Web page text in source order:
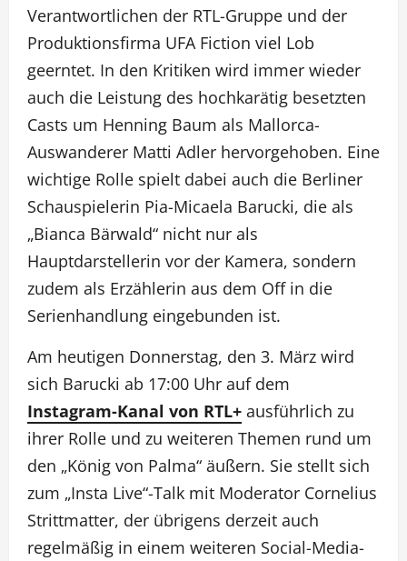
Verantwortlichen der RTL-Gruppe und der
Produktionsfirma UFA Fiction viel Lob
geerntet. In den Kritiken wird immer wieder
auch die Leistung des hochkarätig besetzten
Casts um Henning Baum als Mallorca-
Auswanderer Matti Adler hervorgehoben. Eine
wichtige Rolle spielt dabei auch die Berliner
Schauspielerin Pia-Micaela Barucki, die als
„Bianca Bärwald“ nicht nur als
Hauptdarstellerin vor der Kamera, sondern
zudem als Erzählerin aus dem Off in die
Serienhandlung eingebunden ist.
Am heutigen Donnerstag, den 3. März wird
sich Barucki ab 17:00 Uhr auf dem
Instagram-Kanal von RTL+ ausführlich zu
ihrer Rolle und zu weiteren Themen rund um
den „König von Palma“ äußern. Sie stellt sich
zum „Insta Live“-Talk mit Moderator Cornelius
Strittmatter, der übrigens derzeit auch
regelmäßig in einem weiteren Social-Media-